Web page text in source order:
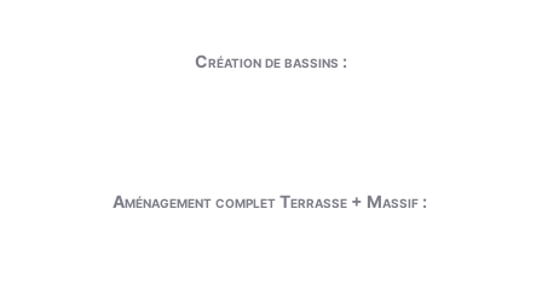
Création de bassins :
Aménagement complet Terrasse + Massif :